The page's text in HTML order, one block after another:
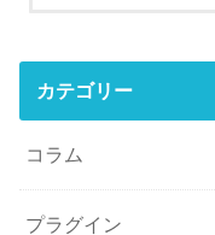
カテゴリー
コラム
プラグイン